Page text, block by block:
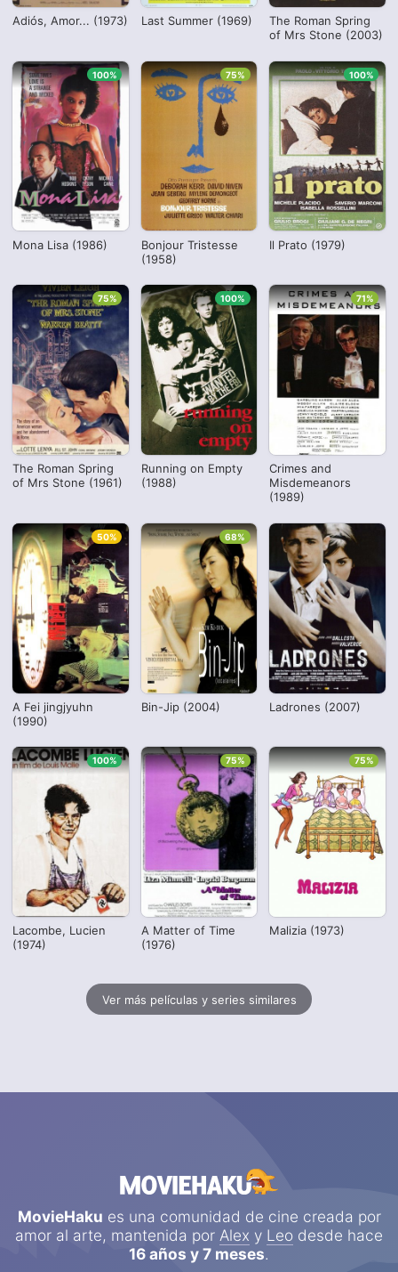
Adiós, Amor... (1973) Last Summer (1969)
The Roman Spring
of Mrs Stone (2003)
Mona Lisa (1986)
100%
Bonjour Tristesse
(1958)
75%
Il Prato (1979)
100%
The Roman Spring
of Mrs Stone (1961)
75%
Running on Empty
(1988)
100%
Crimes and
Misdemeanors
(1989)
71%
A Fei jingjyuhn
(1990)
50%
Bin-Jip (2004)
68%
Ladrones (2007)
Lacombe, Lucien
(1974)
100%
A Matter of Time
(1976)
75%
Malizia (1973)
75%
Ver más películas y series similares
MovieHaku es una comunidad de cine creada por
amor al arte, mantenida por Alex y Leo desde hace
16 años y 7 meses.